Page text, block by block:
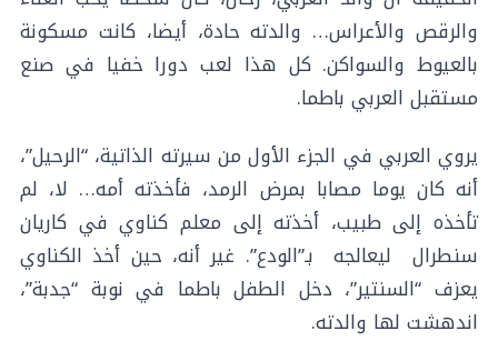
والرقص والأعراس… والدته حادة، أيضا، كانت مسكونة
بالعيوط والسواكن. كل هذا لعب دورا خفيا في صنع
مستقبل العربي باطما.
يروي العربي في الجزء الأول من سيرته الذاتية، “الرحيل”،
أنه كان يوما مصابا بمرض الرمد، فأخذته أمه… لا، لم
تأخذه إلى طبيب، أخذته إلى معلم كناوي في كاريان
سنطرال ليعالجه بـ”الودع”. غير أنه، حين أخذ الكناوي
يعزف “السنتير”، دخل الطفل باطما في نوبة “جدبة”،
اندهشت لها والدته.